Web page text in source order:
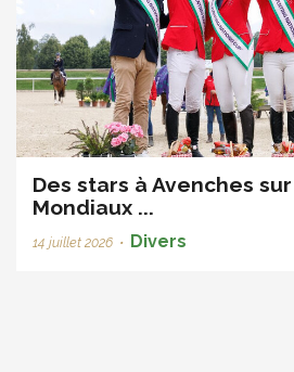
Des stars à Avenches
Mondiaux ...
14 juillet 2026 • Divers